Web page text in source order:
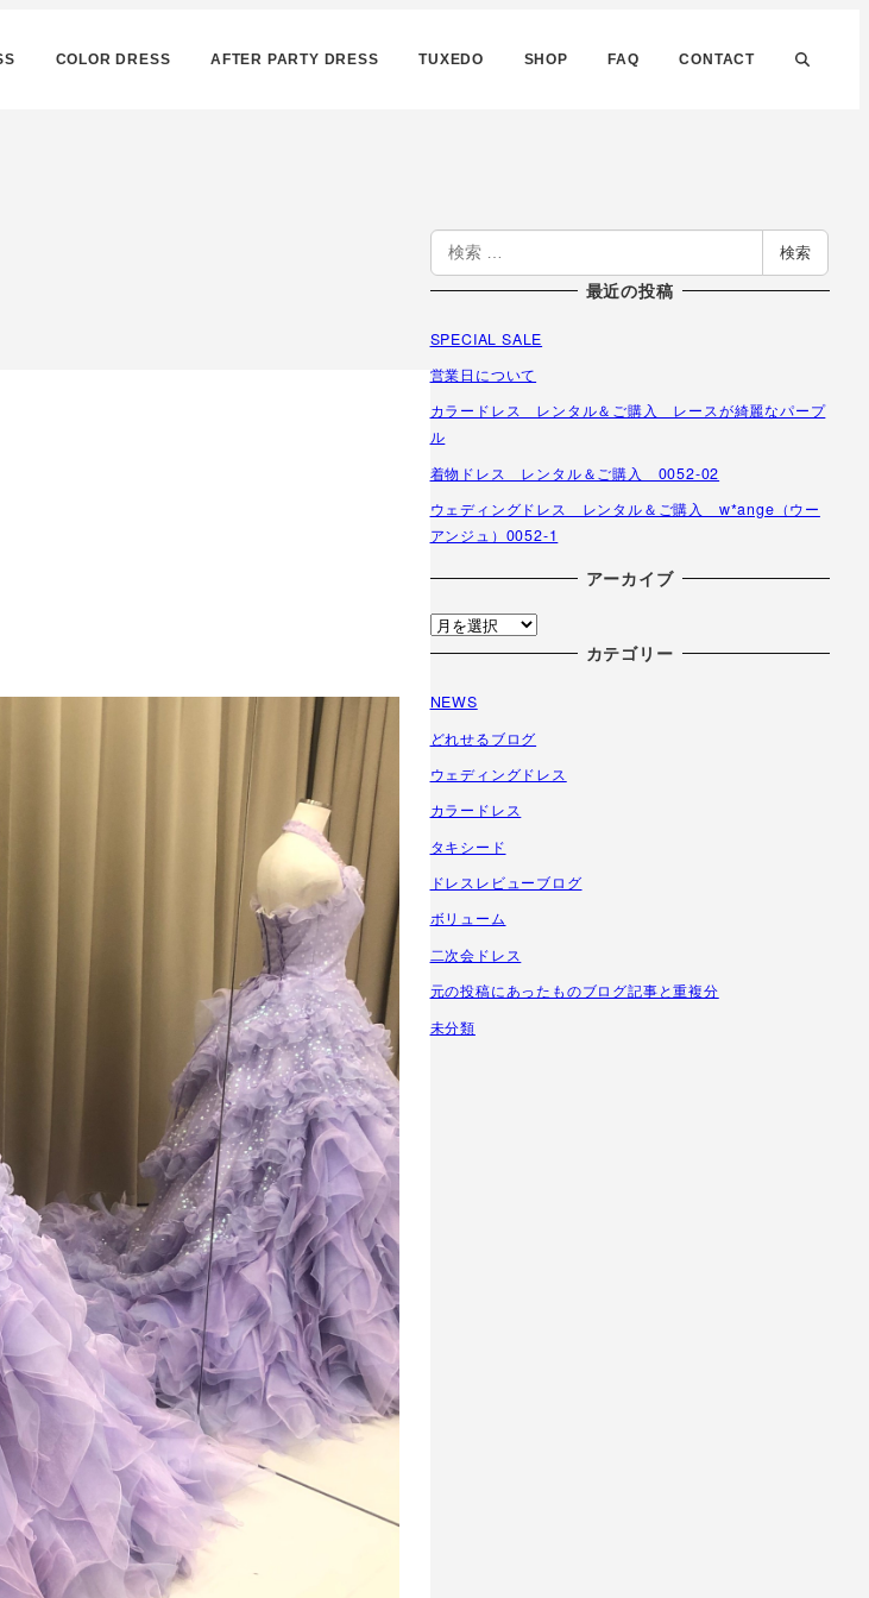
COLOR DRESS AFTER PARTY DRESS TUXEDO SHOP FAQ CONTACT
検
索
検索
最近の投稿
SPECIAL SALE
営業日について
カラードレス レンタル＆ご購入 レースが綺麗なパープ
ル
着物ドレス レンタル＆ご購入 0052-02
ウェディングドレス レンタル＆ご購入 w*ange（ウー
アンジュ）0052-1
アーカイブ
ア
ー
イ
ブ
カテゴリー
NEWS
どれせるブログ
ウェディングドレス
カラードレス
タキシード
ドレスレビューブログ
ボリューム
二次会ドレス
元の投稿にあったものブログ記事と重複分
未分類